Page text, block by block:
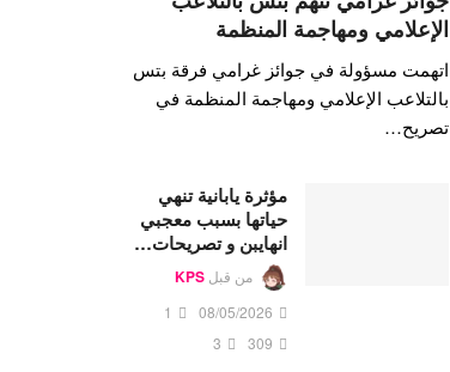
الإعلامي ومهاجمة المنظمة
اتهمت مسؤولة في جوائز غرامي فرقة بتس
بالتلاعب الإعلامي ومهاجمة المنظمة في
تصريح…
مؤثرة يابانية تنهي
حياتها بسبب معجبي
انهايبن و تصريحات…
من قبل KPS
08/05/2026
1
309
3